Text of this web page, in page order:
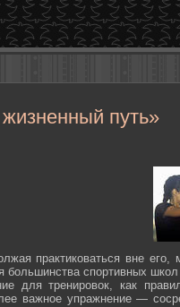
путь»
практиковаться вне его,
спортивных школ
для тренировок, как
важное упражнение —